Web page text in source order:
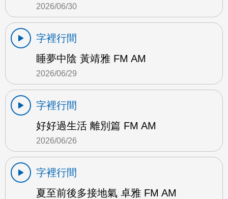
2026/06/30
字裡行間
睡夢中陰 黃靖雅 FM AM
2026/06/29
字裡行間
好好過生活 離別篇 FM AM
2026/06/26
字裡行間
夏至前後多接地氣 卓雅 FM AM